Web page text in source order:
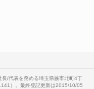
/代表を務める埼玉県蕨市北町4丁
）。最終登記更新は2015/10/05